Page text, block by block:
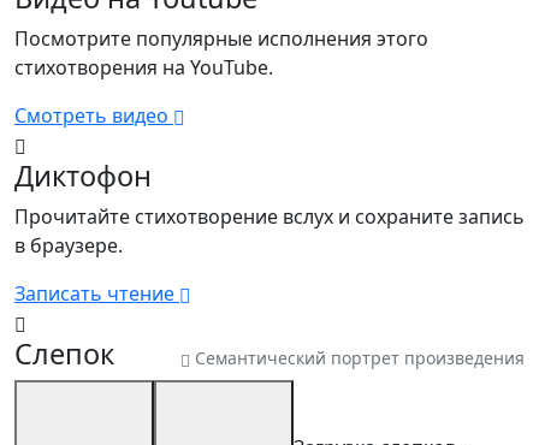
Посмотрите популярные исполнения этого
стихотворения на YouTube.
Смотреть видео
Диктофон
Прочитайте стихотворение вслух и сохраните запись
в браузере.
Записать чтение
Слепок Семантический портрет произведения